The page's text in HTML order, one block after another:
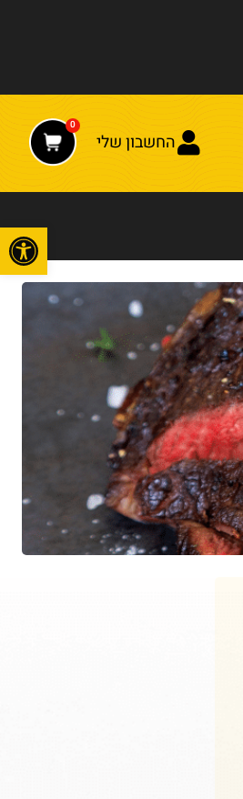
החשבון שלי
0